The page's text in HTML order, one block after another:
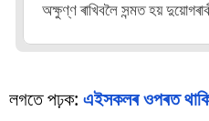
অক্ষুণ্ণ ৰাখিবলৈ সন্মত হয়
লগতে পঢ়ক: এইসকলৰ ওপৰত